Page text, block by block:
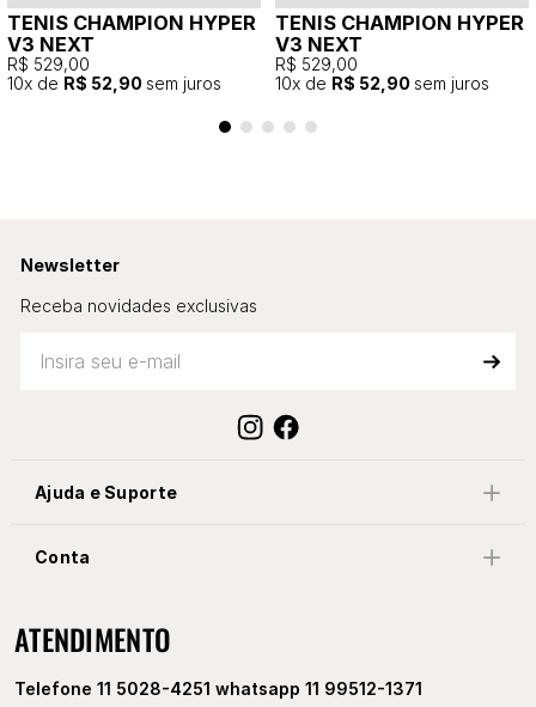
TENIS CHAMPION HYPER
V3 NEXT
R$ 529,00
10x de R$ 52,90 sem juros
TENIS CHAMPION HYPER
V3 NEXT
R$ 529,00
10x de R$ 52,90 sem juros
Newsletter
Receba novidades exclusivas
Ajuda e Suporte
Conta
ATENDIMENTO
Telefone 11 5028-4251 whatsapp 11 99512-1371